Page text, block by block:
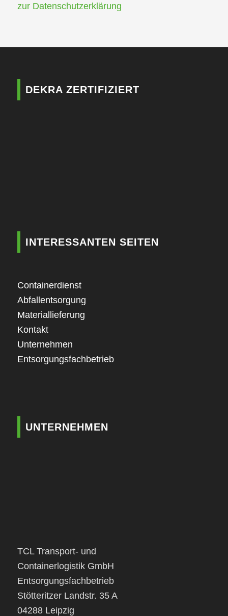
zur Datenschutzerklärung
DEKRA ZERTIFIZIERT
INTERESSANTEN SEITEN
Containerdienst
Abfallentsorgung
Materiallieferung
Kontakt
Unternehmen
Entsorgungsfachbetrieb
UNTERNEHMEN
TCL Transport- und
Containerlogistik GmbH
Entsorgungsfachbetrieb
Stötteritzer Landstr. 35 A
04288 Leipzig